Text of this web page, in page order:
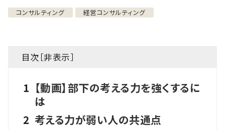
コンサルティング 経営コンサルティング
目次［非表示］
1 【動画】部下の考える力を強くするに
は
2 考える力が弱い人の共通点